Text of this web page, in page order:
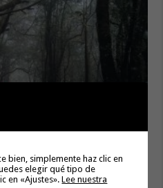
medidas preventivas por
bien, simplemente haz clic en
elegir qué tipo de
en «Ajustes».Lee nuestra